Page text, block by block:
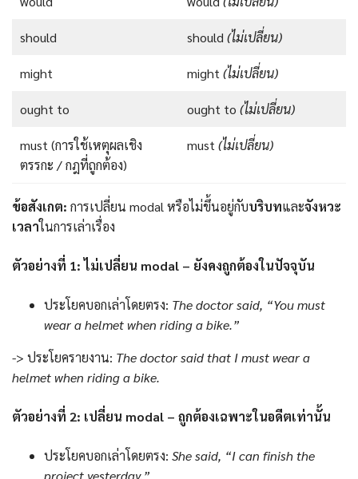
should should (ไม่เปลี่ยน)
might might (ไม่เปลี่ยน)
ought to ought to (ไม่เปลี่ยน)
must (การใช้เหตุผลเชิง
ตรรกะ / กฎที่ถูกต้อง)
must (ไม่เปลี่ยน)
ข้อสังเกต: การเปลี่ยน modal หรือไม่ขึ้นอยู่กับบริบทและจังหวะ
เวลาในการเล่าเรื่อง
ตัวอย่างที่ 1: ไม่เปลี่ยน modal – ยังคงถูกต้องในปัจจุบัน
ประโยคบอกเล่าโดยตรง: The doctor said, “You must
wear a helmet when riding a bike.”
-> ประโยครายงาน: The doctor said that I must wear a
helmet when riding a bike.
ตัวอย่างที่ 2: เปลี่ยน modal – ถูกต้องเฉพาะในอดีตเท่านั้น
ประโยคบอกเล่าโดยตรง: She said, “I can finish the
project yesterday.”